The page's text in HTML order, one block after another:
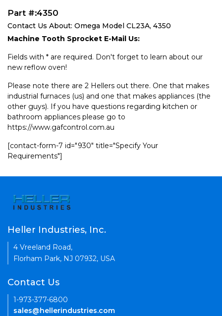
Part #:4350
Contact Us About: Omega Model CL23A, 4350
Machine Tooth Sprocket E-Mail Us:
Fields with * are required. Don't forget to learn about our
new reflow oven!
Please note there are 2 Hellers out there. One that makes
industrial furnaces (us) and one that makes appliances (the
other guys). If you have questions regarding kitchen or
bathroom appliances please go to
https://www.gafcontrol.com.au
[contact-form-7 id="930" title="Specify Your
Requirements"]
Heller Industries, Inc.
4 Vreeland Road,
Florham Park, NJ 07932, USA
Contact Us
1-973-377-6800
sales@hellerindustries.com